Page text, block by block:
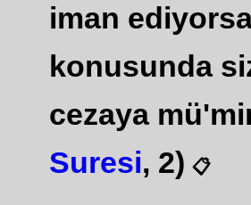
iman
konusunda
cezaya
Suresi, 2) 📋